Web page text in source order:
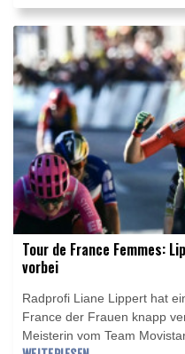
gewonnen. Im Einzelfinale
der 21-jährige Eikermann,
Sanchez Fünfter und mit
Punkten zu Silber.
Tour de France Femmes:
vorbei
Radprofi Liane Lippert hat
France der Frauen knapp
Meisterin vom Team